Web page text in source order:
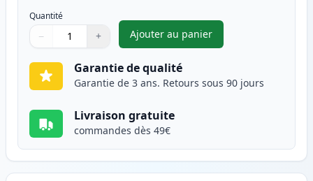
Quantité
Quantité
Utilisez les boutons pour ajuster
− +
Quantité
Ajouter au panier
,Brother DR241 tambour
Garantie de qualité
Garantie de 3 ans. Retours sous 90 jours
Livraison gratuite
commandes dès 49€